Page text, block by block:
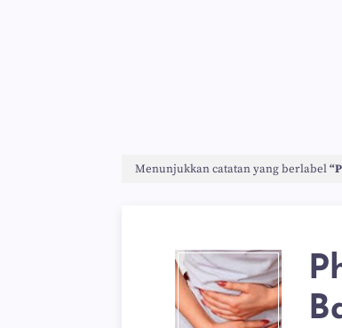
Menunjukkan catatan yang berlabel